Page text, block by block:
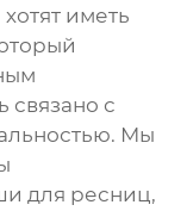
иметь
связано с
Мы
для ресниц,